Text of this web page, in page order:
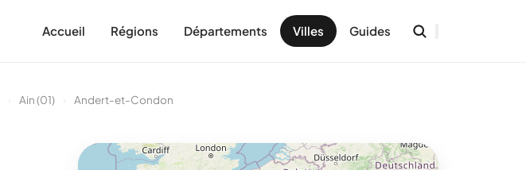
Accueil Régions Départements Villes Guides
Ain (01) Andert-et-Condon